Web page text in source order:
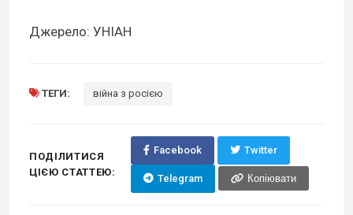
Джерело: УНІАН
ТЕГИ: війна з росією
ПОДІЛИТИСЯ
ЦІЄЮ СТАТТЕЮ:
Facebook Twitter
Telegram Копіювати